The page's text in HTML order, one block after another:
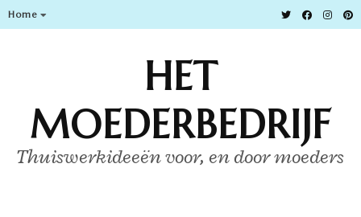
Home
HET
MOEDERBEDRIJF
Thuiswerkideeën voor, en door moeders